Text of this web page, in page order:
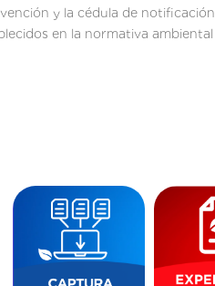
y la cédula de
en la normativa